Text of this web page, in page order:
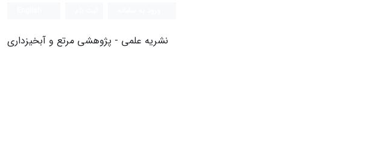
نشریه علمی - پژوهشی مرتع و آبخیزداری